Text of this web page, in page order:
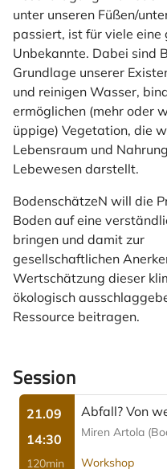
unter unseren Füßen/
passiert, ist für viele eine
Unbekannte. Dabei sind
Grundlage unserer
und reinigen Wasser,
ermöglichen (mehr oder
üppige) Vegetation, die
Lebensraum und
Lebewesen darstellt.
BodenschätzeN will die
Boden auf eine
bringen und damit zur
gesellschaftlichen
Wertschätzung dieser
ökologisch
Ressource beitragen.
Session
21.09
14:30
120min
Abfall? Von
Miren Artola
Workshop